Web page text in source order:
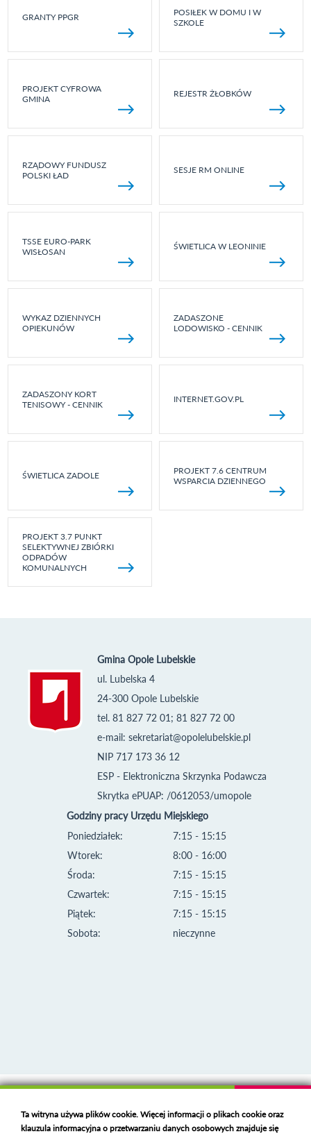
GRANTY PPGR
POSIŁEK W DOMU I W
SZKOLE
PROJEKT CYFROWA
GMINA
REJESTR ŻŁOBKÓW
RZĄDOWY FUNDUSZ
POLSKI ŁAD
SESJE RM ONLINE
TSSE EURO-PARK
WISŁOSAN
ŚWIETLICA W LEONINIE
WYKAZ DZIENNYCH
OPIEKUNÓW
ZADASZONE
LODOWISKO - CENNIK
ZADASZONY KORT
TENISOWY - CENNIK
INTERNET.GOV.PL
ŚWIETLICA ZADOLE
PROJEKT 7.6 CENTRUM
WSPARCIA DZIENNEGO
PROJEKT 3.7 PUNKT
SELEKTYWNEJ ZBIÓRKI
ODPADÓW
KOMUNALNYCH
Gmina Opole Lubelskie
ul. Lubelska 4
24-300 Opole Lubelskie
tel. 81 827 72 01; 81 827 72 00
e-mail: sekretariat@opolelubelskie.pl
NIP 717 173 36 12
ESP - Elektroniczna Skrzynka Podawcza
Skrytka ePUAP: /0612053/umopole
Godziny pracy Urzędu Miejskiego
Poniedziałek:
Wtorek:
Środa:
Czwartek:
Piątek:
Sobota:
7:15 - 15:15
8:00 - 16:00
7:15 - 15:15
7:15 - 15:15
7:15 - 15:15
nieczynne
Deklaracja dostępności
Ta witryna używa plików cookie. Więcej informacji o plikach cookie oraz
klauzula informacyjna o przetwarzaniu danych osobowych znajduje się